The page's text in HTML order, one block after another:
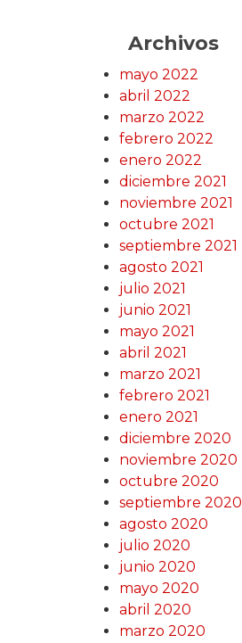
Archivos
mayo 2022
abril 2022
marzo 2022
febrero 2022
enero 2022
diciembre 2021
noviembre 2021
octubre 2021
septiembre 2021
agosto 2021
julio 2021
junio 2021
mayo 2021
abril 2021
marzo 2021
febrero 2021
enero 2021
diciembre 2020
noviembre 2020
octubre 2020
septiembre 2020
agosto 2020
julio 2020
junio 2020
mayo 2020
abril 2020
marzo 2020